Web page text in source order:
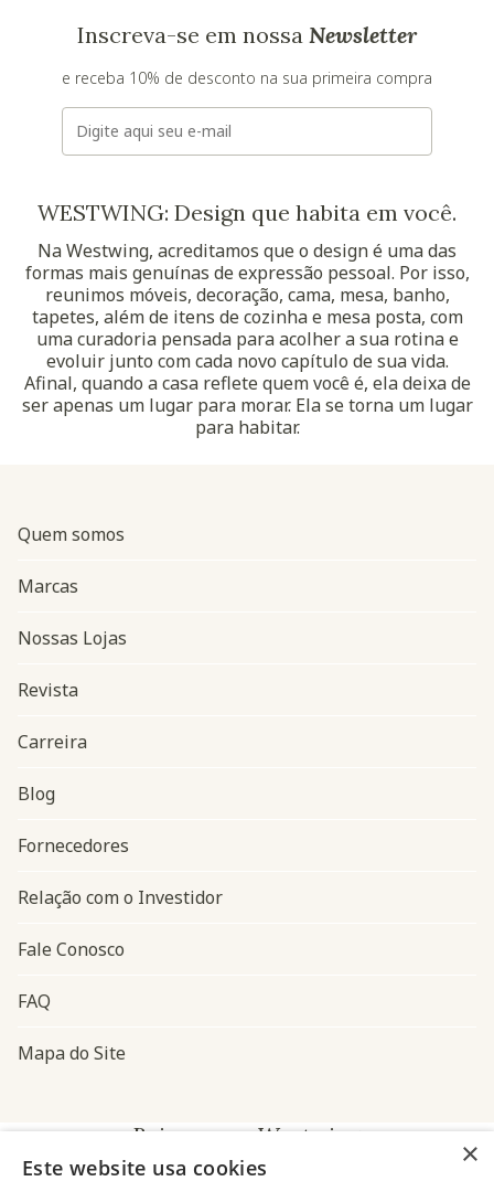
Inscreva-se em nossa Newsletter
e receba 10% de desconto na sua primeira compra
E-mail
WESTWING: Design que habita em você.
Na Westwing, acreditamos que o design é uma das
formas mais genuínas de expressão pessoal. Por isso,
reunimos móveis, decoração, cama, mesa, banho,
tapetes, além de itens de cozinha e mesa posta, com
uma curadoria pensada para acolher a sua rotina e
evoluir junto com cada novo capítulo de sua vida.
Afinal, quando a casa reflete quem você é, ela deixa de
ser apenas um lugar para morar. Ela se torna um lugar
para habitar.
Navegação do rodapé
Quem somos
Marcas
Nossas Lojas
Revista
Carreira
Blog
Fornecedores
Relação com o Investidor
Fale Conosco
FAQ
Mapa do Site
Baixe o app Westwing
×
Este website usa cookies